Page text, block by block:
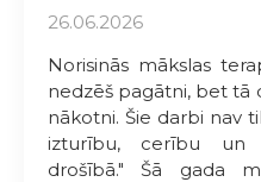
26.06.2026
Norisinās mākslas
nedzēš pagātni, bet tā
nākotni. Šie darbi nav
izturību, cerību un
drošībā." Šā gada